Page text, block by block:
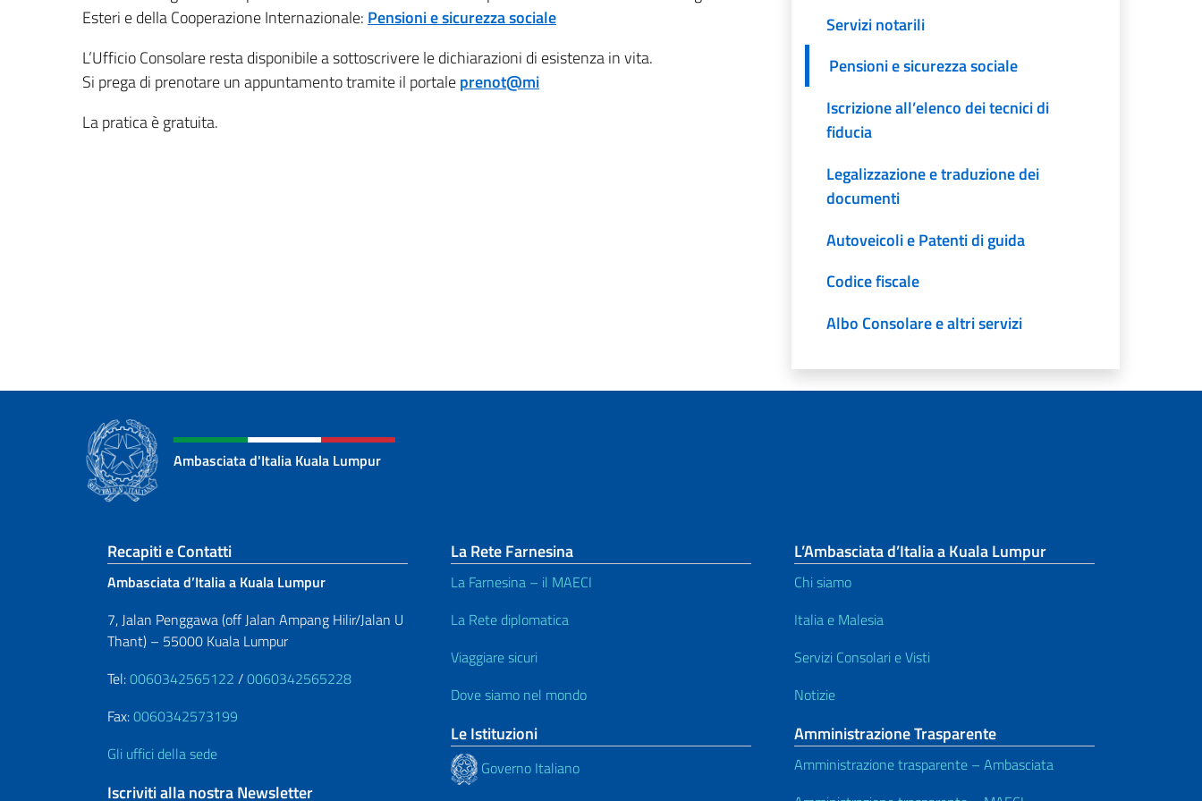
Esteri e della Cooperazione Internazionale: Pensioni e sicurezza sociale
L’Ufficio Consolare resta disponibile a sottoscrivere le dichiarazioni di esistenza in vita.
Si prega di prenotare un appuntamento tramite il portaleprenot@mi
La pratica è gratuita.
Servizi notarili
Pensioni e sicurezza sociale
Iscrizione all’elenco dei tecnici di
fiducia
Legalizzazione e traduzione dei
documenti
Autoveicoli e Patenti di guida
Codice fiscale
Albo Consolare e altri servizi
Ambasciata d'Italia Kuala Lumpur
Sezione footer
Recapiti e Contatti
Ambasciata d’Italia a Kuala Lumpur
7, Jalan Penggawa (off Jalan Ampang Hilir/Jalan U
Thant) – 55000 Kuala Lumpur
Tel:0060342565122 /0060342565228
Fax:0060342573199
Gli uffici della sede
Iscriviti alla nostra Newsletter
La Rete Farnesina
La Farnesina – il MAECI
La Rete diplomatica
Viaggiare sicuri
Dove siamo nel mondo
Le Istituzioni
Governo Italiano
L’Ambasciata d’Italia a Kuala Lumpur
Chi siamo
Italia e Malesia
Servizi Consolari e Visti
Notizie
Amministrazione Trasparente
Amministrazione trasparente – Ambasciata